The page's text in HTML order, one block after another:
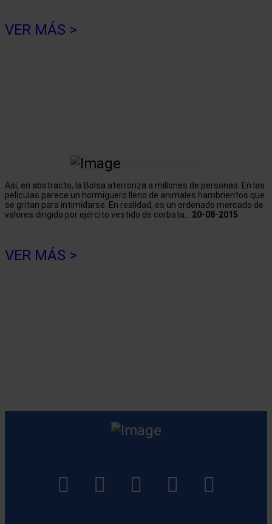
VER MÁS >
Así, en abstracto, la Bolsa aterroriza a millones de personas. En las
películas parece un hormiguero lleno de animales hambrientos que
se gritan para intimidarse. En realidad, es un ordenado mercado de
valores dirigido por ejército vestido de corbata... 20-08-2015
VER MÁS >
LinkedInInstagramFacebook
YouTube